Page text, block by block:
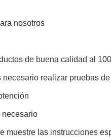
nosotros
de buena calidad al
realizar pruebas
necesario
muestre las instrucciones